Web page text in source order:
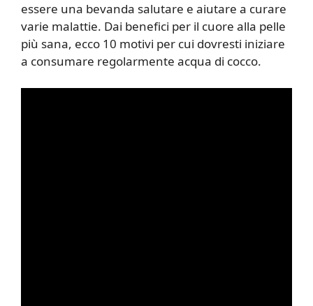
essere una bevanda salutare e aiutare a curare
varie malattie. Dai benefici per il cuore alla pelle
più sana, ecco 10 motivi per cui dovresti iniziare
a consumare regolarmente acqua di cocco.